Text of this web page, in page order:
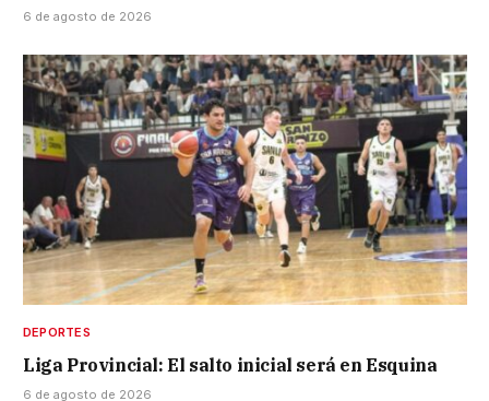
6 de agosto de 2026
DEPORTES
Liga Provincial: El salto inicial será en Esquina
6 de agosto de 2026